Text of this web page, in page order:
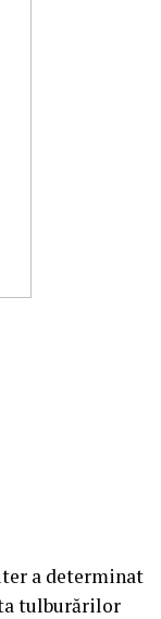
a determinat
tulburărilor